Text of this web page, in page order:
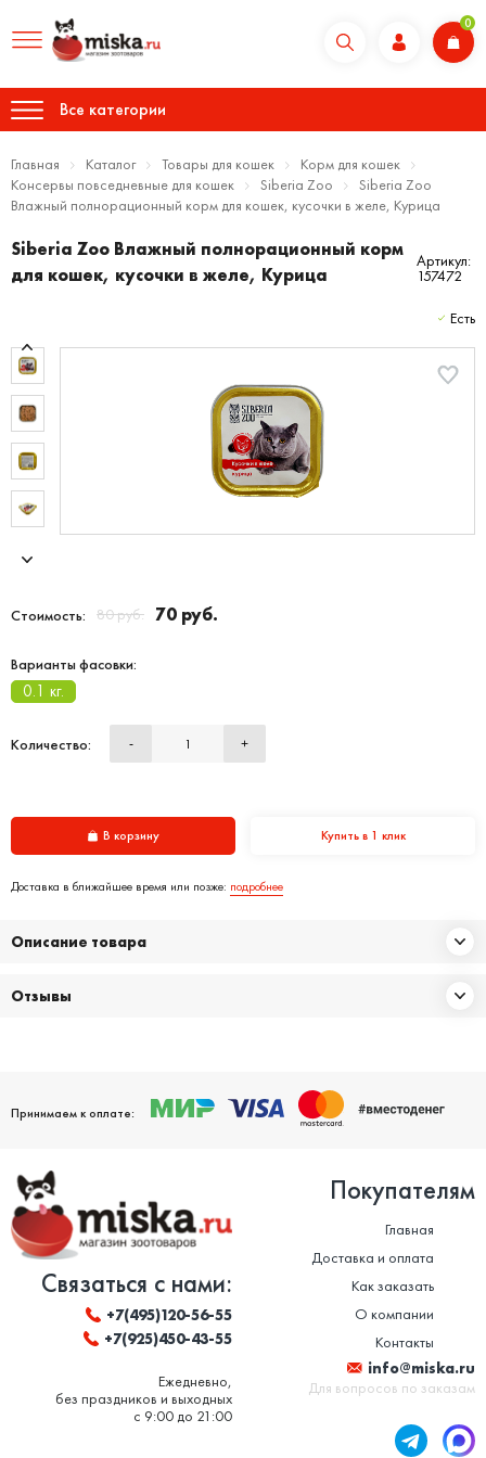
0
Все категории
Главная Каталог Товары для кошек
Корм для кошек
Консервы повседневные для кошек
Siberia Zoo
Siberia Zoo
Влажный полнорационный корм для кошек, кусочки в желе, Курица
Siberia Zoo Влажный полнорационный корм
для кошек, кусочки в желе, Курица
Артикул:
157472
Есть
Стоимость: 80 руб. 70 руб.
Варианты фасовки:
0.1 кг.
Количество: - +
В корзину Купить в 1 клик
Доставка в ближайшее время или позже: подробнее
Описание товара
Отзывы
Принимаем к оплате:
Связаться с нами:
+7(495)120-56-55
+7(925)450-43-55
Ежедневно,
без праздников и выходных
с 9:00 до 21:00
Покупателям
Главная
Доставка и оплата
Как заказать
О компании
Контакты
info@miska.ru
Для вопросов по заказам